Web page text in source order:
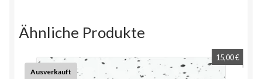
Ähnliche Produkte
Ausverkauft
15,00€